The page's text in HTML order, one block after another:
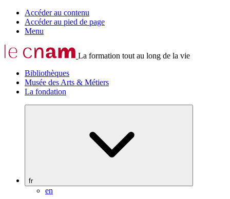
Accéder au contenu
Accéder au pied de page
Menu
La formation tout au long de la vie
Bibliothèques
Musée des Arts & Métiers
La fondation
fr
en